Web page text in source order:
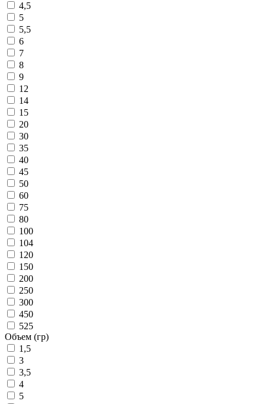
4,5
5
5,5
6
7
8
9
12
14
15
20
30
35
40
45
50
60
75
80
100
104
120
150
200
250
300
450
525
Объем (гр)
1,5
3
3,5
4
5